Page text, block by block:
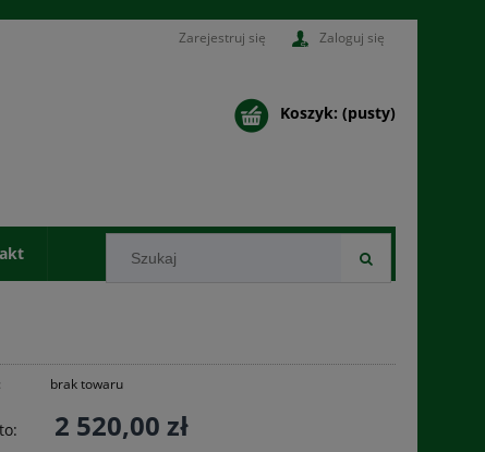
Zarejestruj się Zaloguj się
Koszyk: (pusty)
brak towaru
2 520,00 zł